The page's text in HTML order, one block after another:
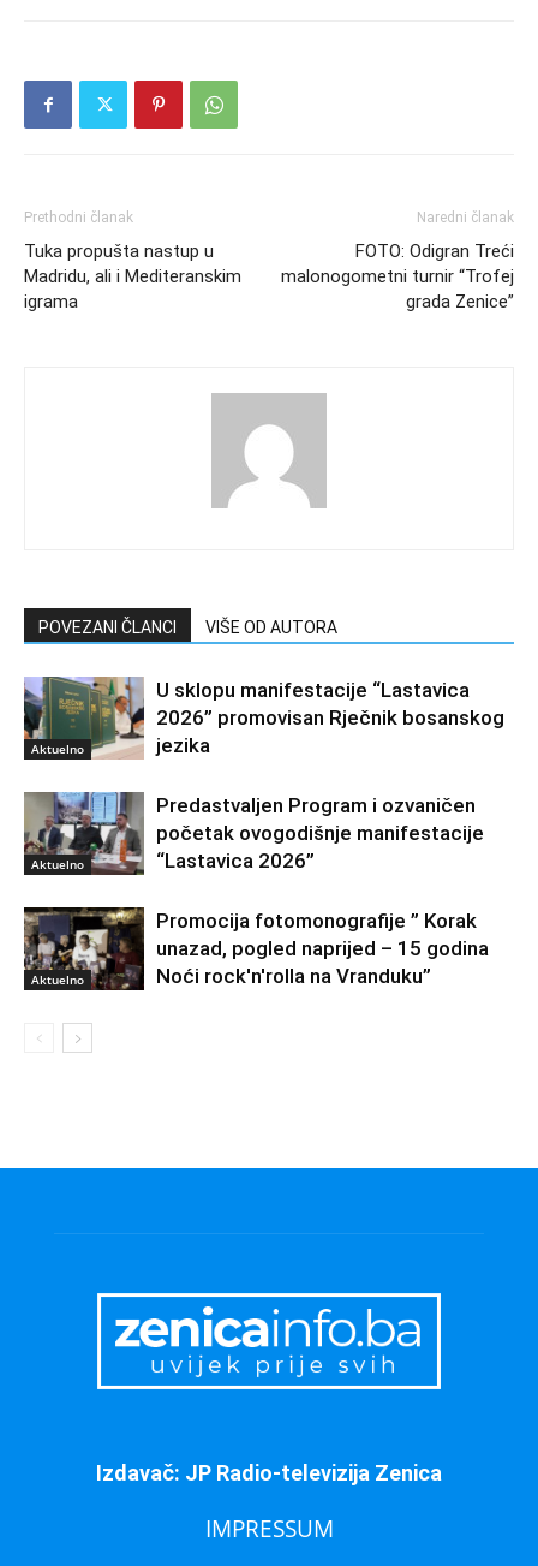
Prethodni članak
Tuka propušta nastup u
Madridu, ali i Mediteranskim
igrama
Naredni članak
FOTO: Odigran Treći
malonogometni turnir “Trofej
grada Zenice”
POVEZANI ČLANCI VIŠE OD AUTORA
Aktuelno
U sklopu manifestacije “Lastavica
2026” promovisan Rječnik bosanskog
jezika
Aktuelno
Predastvaljen Program i ozvaničen
početak ovogodišnje manifestacije
“Lastavica 2026”
Aktuelno
Promocija fotomonografije ” Korak
unazad, pogled naprijed – 15 godina
Noći rock'n'rolla na Vranduku”
Izdavač: JP Radio-televizija Zenica
IMPRESSUM